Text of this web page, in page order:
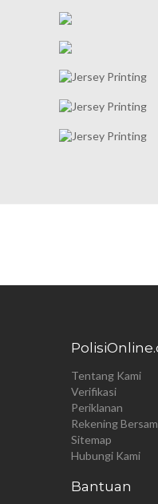
Tentang Kami
Verifikasi
Periklanan
Rekening
Sitemap
Hubungi Kami
Bantuan